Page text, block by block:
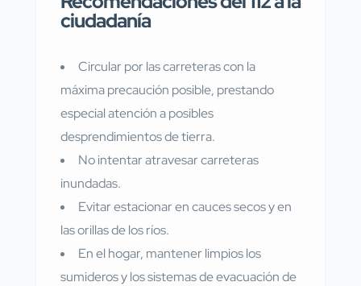
ciudadanía
Circular por las carreteras con la
máxima precaución posible, prestando
especial atención a posibles
desprendimientos de tierra.
No intentar atravesar carreteras
inundadas.
Evitar estacionar en cauces secos y en
las orillas de los ríos.
En el hogar, mantener limpios los
sumideros y los sistemas de evacuación de